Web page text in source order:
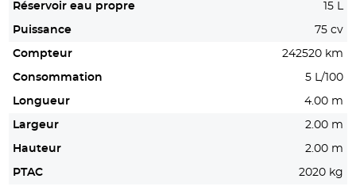
Réservoir eau propre 15 L
Puissance 75 cv
Compteur 242520 km
Consommation 5 L/100
Longueur 4.00 m
Largeur 2.00 m
Hauteur 2.00 m
PTAC 2020 kg